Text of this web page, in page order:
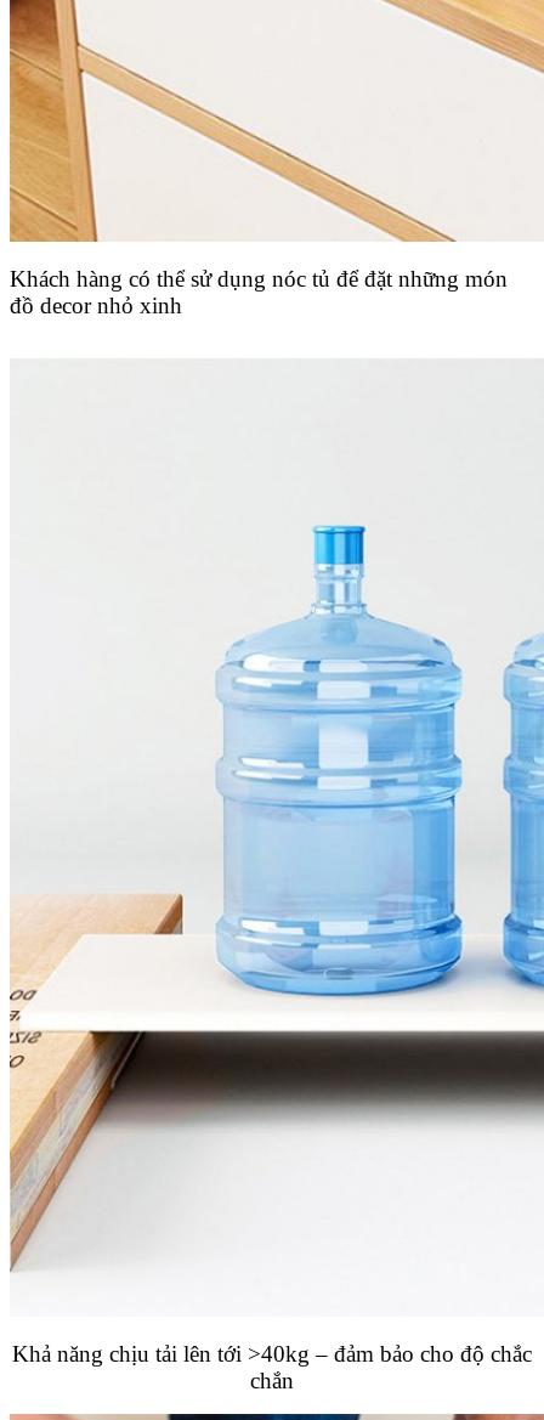
Khách hàng có thể sử dụng nóc tủ để đặt những món
đồ decor nhỏ xinh
Khả năng chịu tải lên tới >40kg – đảm bảo cho độ chắc
chắn